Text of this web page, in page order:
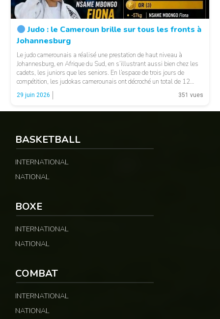
Judo : le Cameroun brille sur tous les fronts à
Johannesburg
Le judo camerounais a réalisé une prestation de haut niveau à
Johannesburg, en Afrique du Sud, en s’illustrant aussi bien chez les
cadets, les juniors que les seniors. En l’espace de trois jours de
compétition, les judokas camerounais ont décroché un total de 12
médailles, confirmant la bonne santé de la discipline et l’efficacité du
[…]
29 juin 2026 351 vues
BASKETBALL
INTERNATIONAL
NATIONAL
BOXE
INTERNATIONAL
NATIONAL
COMBAT
INTERNATIONAL
NATIONAL